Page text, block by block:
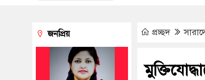
প্রচ্ছদ
জনপ্রিয়